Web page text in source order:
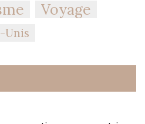
Voyage
Unis